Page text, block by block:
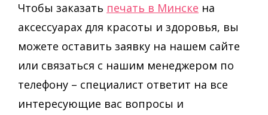
Чтобы заказать печать в Минске на
аксессуарах для красоты и здоровья, вы
можете оставить заявку на нашем сайте
или связаться с нашим менеджером по
телефону – специалист ответит на все
интересующие вас вопросы и